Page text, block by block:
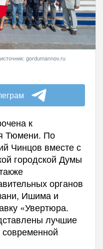
gordumannov.ru
к
Тюмени. По
Чинцов вместе с
городской Думы
органов
Ишима и
«Увертюра.
лучшие